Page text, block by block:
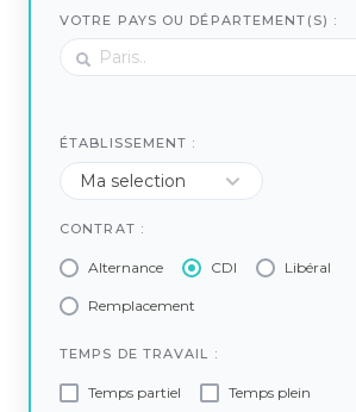
VOTRE PAYS OU DÉPARTEMENT(S) :
ÉTABLISSEMENT :
CONTRAT :
Alternance CDI Libéral
Remplacement
TEMPS DE TRAVAIL :
Temps partiel Temps plein